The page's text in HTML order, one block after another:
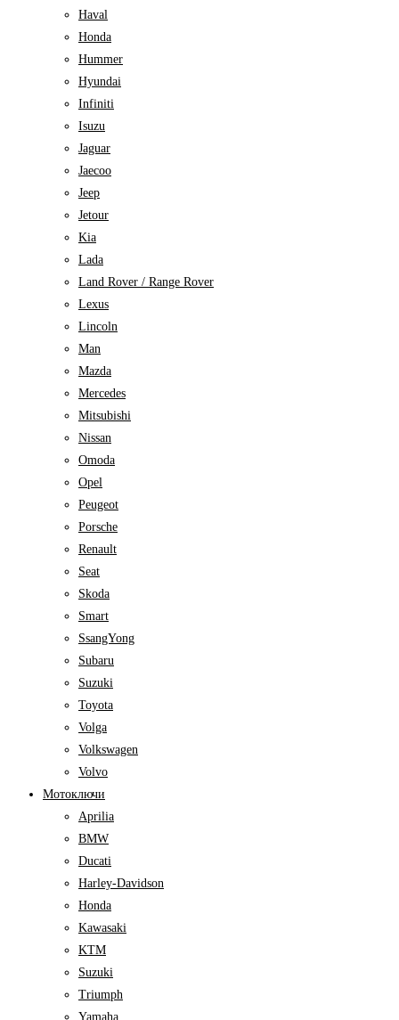
Haval
Honda
Hummer
Hyundai
Infiniti
Isuzu
Jaguar
Jaecoo
Jeep
Jetour
Kia
Lada
Land Rover / Range Rover
Lexus
Lincoln
Man
Mazda
Mercedes
Mitsubishi
Nissan
Omoda
Opel
Peugeot
Porsche
Renault
Seat
Skoda
Smart
SsangYong
Subaru
Suzuki
Toyota
Volga
Volkswagen
Volvo
Мотоключи
Aprilia
BMW
Ducati
Harley-Davidson
Honda
Kawasaki
KTM
Suzuki
Triumph
Yamaha